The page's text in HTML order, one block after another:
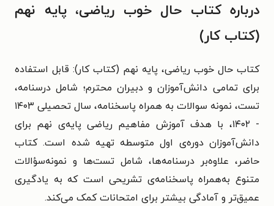
درباره کتاب حال خوب ریاضی، پایه نهم
(کتاب کار)
کتاب حال خوب ریاضی، پایه نهم (کتاب کار): قابل استفاده
برای تمامی دانش‌آموزان و دبیران محترم؛ شامل درسنامه،
تست، نمونه سوالات به همراه پاسخنامه، سال تحصیلی ۱۴۰۳
- ۱۴۰۲، با هدف آموزش مفاهیم ریاضی پایه‌ی نهم برای
دانش‌آموزان دوره‌ی اول متوسطه تهیه شده است. کتاب
حاضر، علاوه‌بر درسنامه‌ها، شامل تست‌ها و نمونه‌سؤالات
متنوع به‌همراه پاسخنامه‌ی تشریحی است که به یادگیری
عمیق‌تر و آمادگی بیشتر برای امتحانات کمک می‌کند.